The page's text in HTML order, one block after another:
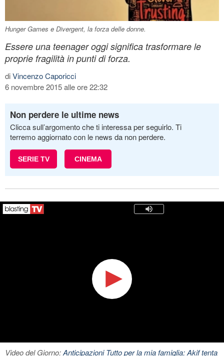
Hunger Games e Divergent, la forza delle donne.
Essere una teenager oggi significa trasformare le
proprie fragilità in punti di forza.
diVincenzo Caporicci
6 novembre 2015 alle ore 22:32
Non perdere le ultime news
Clicca sull’argomento che ti interessa per seguirlo. Ti
terremo aggiornato con le news da non perdere.
SERIE TV CINEMA
Video del Giorno:Anticipazioni Tutto per la mia famiglia: Akif tenta